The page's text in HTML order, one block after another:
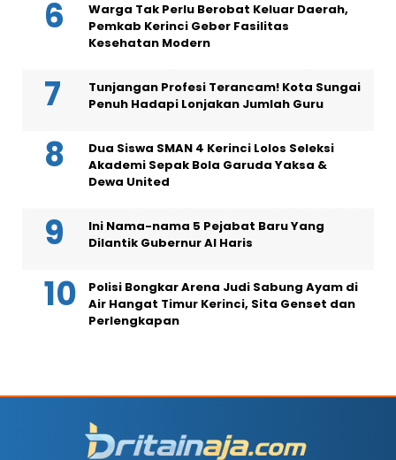
Warga Tak Perlu Berobat Keluar Daerah,
Pemkab Kerinci Geber Fasilitas
Kesehatan Modern
Tunjangan Profesi Terancam! Kota Sungai
Penuh Hadapi Lonjakan Jumlah Guru
Dua Siswa SMAN 4 Kerinci Lolos Seleksi
Akademi Sepak Bola Garuda Yaksa &
Dewa United
Ini Nama-nama 5 Pejabat Baru Yang
Dilantik Gubernur Al Haris
Polisi Bongkar Arena Judi Sabung Ayam di
Air Hangat Timur Kerinci, Sita Genset dan
Perlengkapan